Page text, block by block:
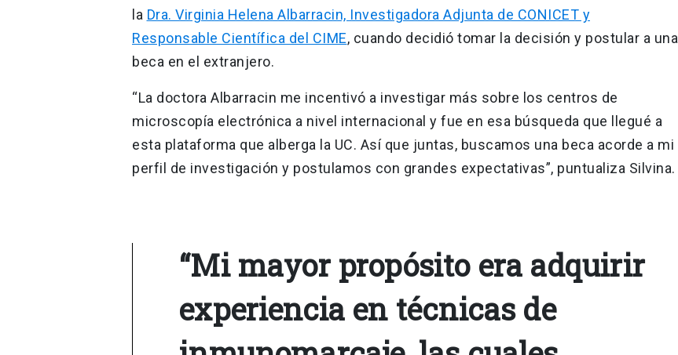
la Dra. Virginia Helena Albarracin, Investigadora Adjunta de CONICET y
Responsable Científica del CIME, cuando decidió tomar la decisión y postular a una
beca en el extranjero.
“La doctora Albarracin me incentivó a investigar más sobre los centros de
microscopía electrónica a nivel internacional y fue en esa búsqueda que llegué a
esta plataforma que alberga la UC. Así que juntas, buscamos una beca acorde a mi
perfil de investigación y postulamos con grandes expectativas”, puntualiza Silvina.
“Mi mayor propósito era adquirir
experiencia en técnicas de